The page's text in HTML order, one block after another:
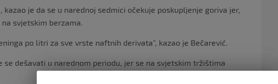
je da se u narednoj sedmici očekuje poskupljenje goriva jer,
svjetskim berzama.
po litri za sve vrste naftnih derivata”, kazao je Bečarević.
dešavati u narednom periodu, jer se na svjetskim tržištima